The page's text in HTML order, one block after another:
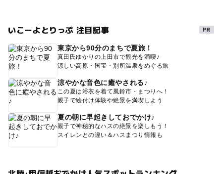
いこーよとりっぷ 注目記事
東京から90分のまちで夏旅！
真田氏ゆかりの上田市で観光を満喫♪
涼しい高原・国宝・別所温泉をめぐる旅
涼やかな音色に癒やされる♪
この夏は浴衣を着て風鈴市・まつりへ！
親子で絵付け体験や絶景を満喫しよう
夏の朝に早起きしておでかけ♪
親子で神秘的なハスの絶景を楽しもう！
スイレンとの違い＆ハスまつり情報も